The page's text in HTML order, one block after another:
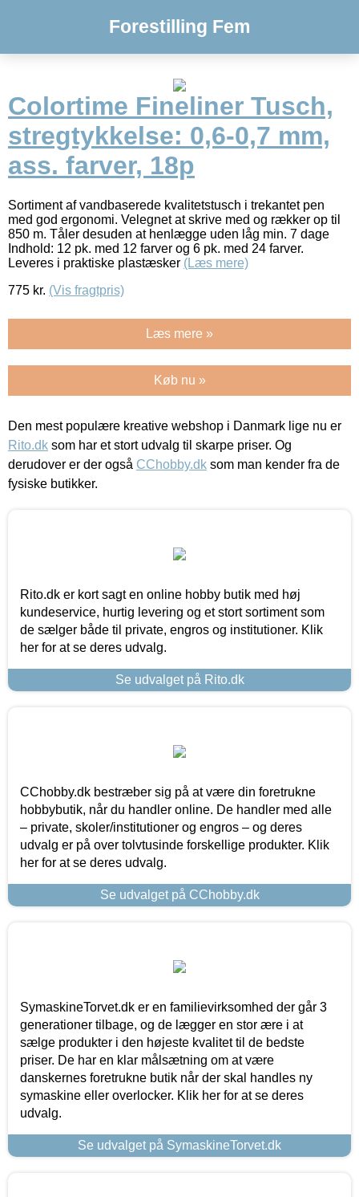
Forestilling Fem
Colortime Fineliner Tusch,
stregtykkelse: 0,6-0,7 mm,
ass. farver, 18p
Sortiment af vandbaserede kvalitetstusch i trekantet pen
med god ergonomi. Velegnet at skrive med og rækker op til
850 m. Tåler desuden at henlægge uden låg min. 7 dage
Indhold: 12 pk. med 12 farver og 6 pk. med 24 farver.
Leveres i praktiske plastæsker (Læs mere)
775 kr. (Vis fragtpris)
Læs mere »
Køb nu »
Den mest populære kreative webshop i Danmark lige nu er
Rito.dk som har et stort udvalg til skarpe priser. Og
derudover er der også CChobby.dk som man kender fra de
fysiske butikker.
Rito.dk er kort sagt en online hobby butik med høj
kundeservice, hurtig levering og et stort sortiment som
de sælger både til private, engros og institutioner. Klik
her for at se deres udvalg.
Se udvalget på Rito.dk
CChobby.dk bestræber sig på at være din foretrukne
hobbybutik, når du handler online. De handler med alle
– private, skoler/institutioner og engros – og deres
udvalg er på over tolvtusinde forskellige produkter. Klik
her for at se deres udvalg.
Se udvalget på CChobby.dk
SymaskineTorvet.dk er en familievirksomhed der går 3
generationer tilbage, og de lægger en stor ære i at
sælge produkter i den højeste kvalitet til de bedste
priser. De har en klar målsætning om at være
danskernes foretrukne butik når der skal handles ny
symaskine eller overlocker. Klik her for at se deres
udvalg.
Se udvalget på SymaskineTorvet.dk